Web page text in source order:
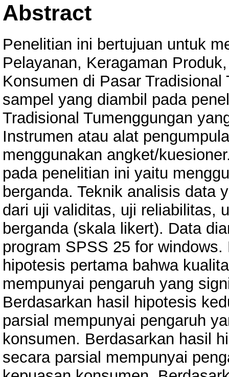
Abstract
Penelitian ini bertujuan untuk
Pelayanan, Keragaman
Konsumen di Pasar
sampel yang diambil pada
Tradisional Tumenggungan
Instrumen atau alat
menggunakan angket/
pada penelitian ini yaitu
berganda. Teknik analisis data
dari uji validitas, uji reliabilitas,
berganda (skala likert). Data
program SPSS 25 for
hipotesis pertama bahwa
mempunyai pengaruh yang
Berdasarkan hasil hipotesis
parsial mempunyai pengaruh
konsumen. Berdasarkan hasil
secara parsial mempunyai